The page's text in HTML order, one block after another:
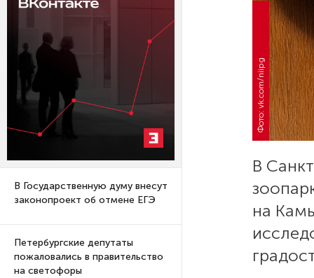
В Государственную думу внесут
законопроект об отмене ЕГЭ
Петербургские депутаты
пожаловались в правительство
на светофоры
Фото: vk.com/niipg
В
на